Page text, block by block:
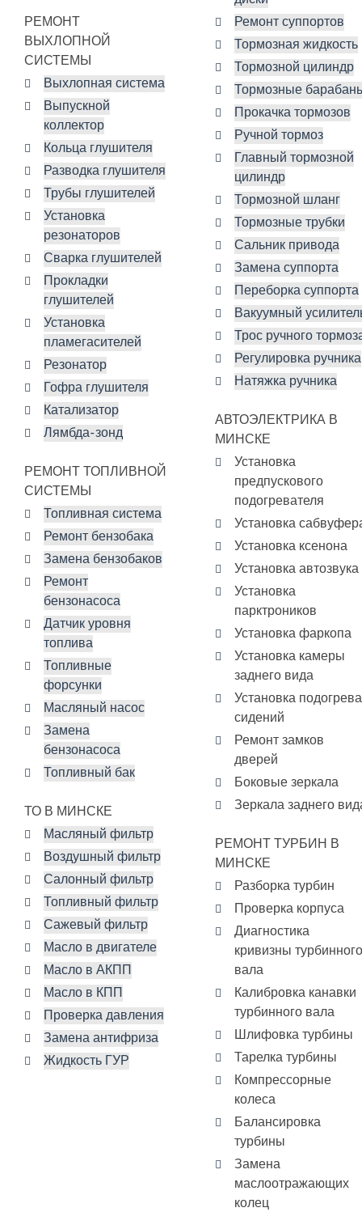
РЕМОНТ
ВЫХЛОПНОЙ
СИСТЕМЫ
Выхлопная система
Выпускной
коллектор
Кольца глушителя
Разводка глушителя
Трубы глушителей
Установка
резонаторов
Сварка глушителей
Прокладки
глушителей
Установка
пламегасителей
Резонатор
Гофра глушителя
Катализатор
Лямбда-зонд
РЕМОНТ ТОПЛИВНОЙ
СИСТЕМЫ
Топливная система
Ремонт бензобака
Замена бензобаков
Ремонт
бензонасоса
Датчик уровня
топлива
Топливные
форсунки
Масляный насос
Замена
бензонасоса
Топливный бак
ТО В МИНСКЕ
Масляный фильтр
Воздушный фильтр
Салонный фильтр
Топливный фильтр
Сажевый фильтр
Масло в двигателе
Масло в АКПП
Масло в КПП
Проверка давления
Замена антифриза
Жидкость ГУР
Ремонт суппортов
Тормозная жидкость
Тормозной цилиндр
Тормозные
Прокачка тормозов
Ручной тормоз
Главный тормозной
цилиндр
Тормозной шланг
Тормозные трубки
Сальник привода
Замена суппорта
Переборка суппорта
Вакуумный
Трос ручного
Регулировка ручника
Натяжка ручника
АВТОЭЛЕКТРИКА В
МИНСКЕ
Установка
предпускового
подогревателя
Установка
Установка ксенона
Установка автозвука
Установка
парктроников
Установка фаркопа
Установка камеры
заднего вида
Установка подогрева
сидений
Ремонт замков
дверей
Боковые зеркала
Зеркала заднего
РЕМОНТ ТУРБИН В
МИНСКЕ
Разборка турбин
Проверка корпуса
Диагностика
кривизны турбинного
вала
Калибровка канавки
турбинного вала
Шлифовка турбины
Тарелка турбины
Компрессорные
колеса
Балансировка
турбины
Замена
маслоотражающих
колец